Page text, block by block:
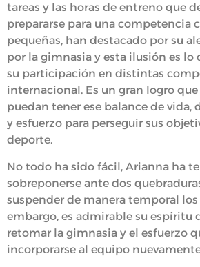
tareas y las horas de entreno que
prepararse para una competencia
pequeñas, han destacado por su
por la gimnasia y esta ilusión es
su participación en distintas
internacional. Es un gran logro que
puedan tener ese balance de
y esfuerzo para perseguir sus
deporte.
No todo ha sido fácil, Arianna ha
sobreponerse ante dos
suspender de manera temporal los
embargo, es admirable su espíritu
retomar la gimnasia y el esfuerzo
incorporarse al equipo